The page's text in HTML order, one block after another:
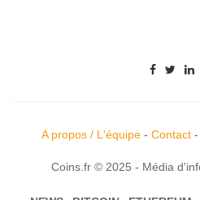
A propos / L'équipe- Contact-
Coins.fr © 2025 - Média